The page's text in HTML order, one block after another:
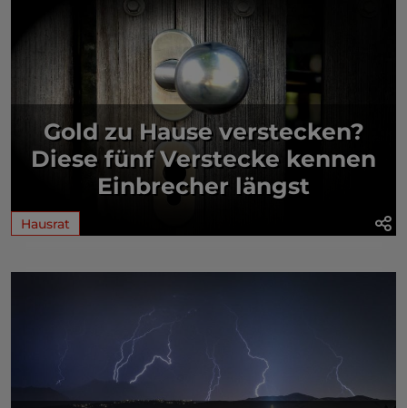
Gold zu Hause verstecken?
Diese fünf Verstecke kennen
Einbrecher längst
Hausrat